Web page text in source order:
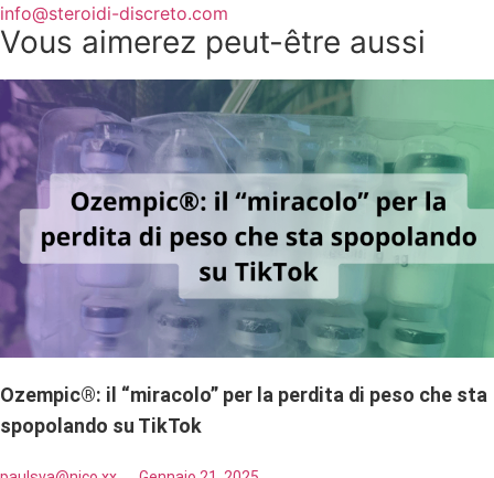
info@steroidi-discreto.com
Vous aimerez peut-être aussi
Ozempic®: il “miracolo” per la perdita di peso che sta
spopolando su TikTok